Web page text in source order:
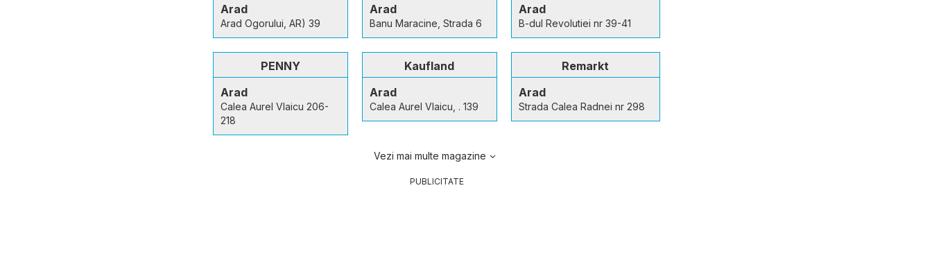
Arad
Arad Ogorului, AR) 39
Arad
Banu Maracine, Strada 6
Arad
B-dul Revolutiei nr 39-41
PENNY
Arad
Calea Aurel Vlaicu 206-
218
Kaufland
Arad
Calea Aurel Vlaicu, . 139
Remarkt
Arad
Strada Calea Radnei nr 298
Vezi mai multe magazine
PUBLICITATE